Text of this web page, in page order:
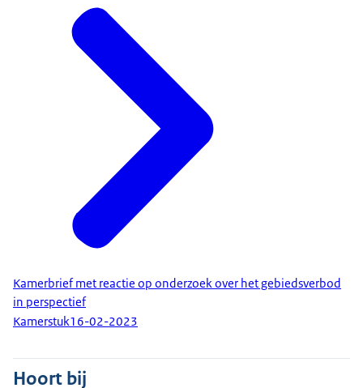
Kamerbrief met reactie op onderzoek over het gebiedsverbod
in perspectief
Kamerstuk16-02-2023
Hoort bij